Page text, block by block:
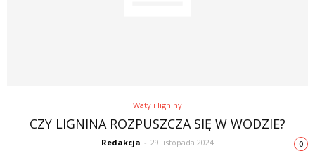
Waty i ligniny
CZY LIGNINA ROZPUSZCZA SIĘ W WODZIE?
Redakcja - 29 listopada 2024 0